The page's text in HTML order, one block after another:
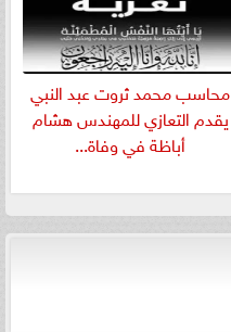
​محاسب محمد ثروت عبد النبي
يقدم التعازي للمهندس هشام
أباظة في وفاة...